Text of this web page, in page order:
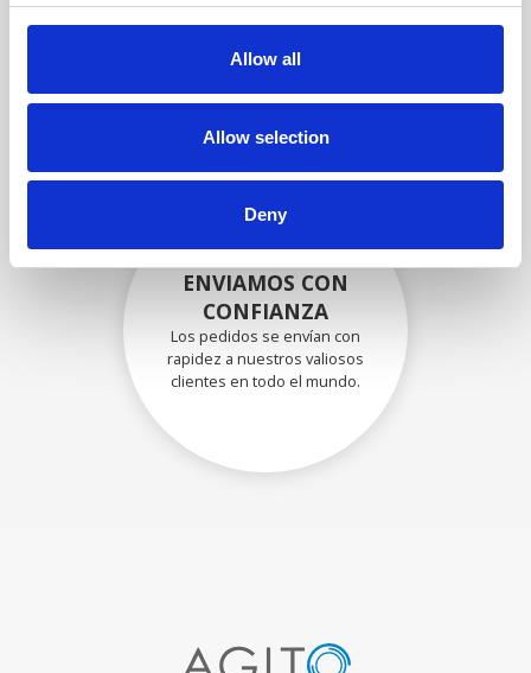
Allow all
Allow selection
Deny
EMBALADO DE
FORMA SEGURA
Cada pieza individual se
empaqueta de forma segura
ENVIAMOS CON
CONFIANZA
Los pedidos se envían con
rapidez a nuestros valiosos
clientes en todo el mundo.